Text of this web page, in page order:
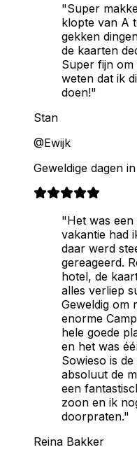
"Super
klopte van A
gekken
de kaarten
Super fijn
weten dat ik
doen!"
Stan
@Ewijk
Geweldige dagen
"Het was
vakantie had
daar werd
gereageerd.
hotel, de
alles verliep
Geweldig om
enorme
hele goede
en het was
Sowieso is
absoluut de
een
zoon en ik
doorpraten."
Reina Bakker